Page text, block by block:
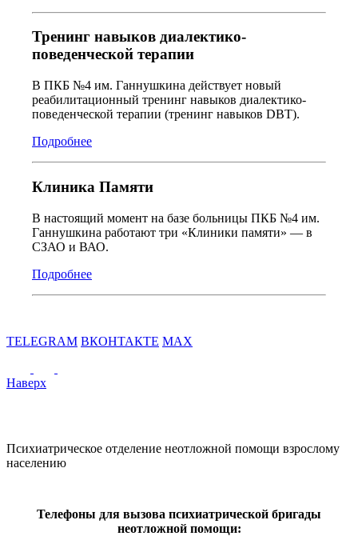
Тренинг навыков диалектико-
поведенческой терапии
В ПКБ №4 им. Ганнушкина действует новый
реабилитационный тренинг навыков диалектико-
поведенческой терапии (тренинг навыков DBT).
Подробнее
Клиника Памяти
В настоящий момент на базе больницы ПКБ №4 им.
Ганнушкина работают три «Клиники памяти» — в
СЗАО и ВАО.
Подробнее
TELEGRAM ВКОНТАКТЕ MAX
Наверх
Психиатрическое отделение неотложной помощи взрослому
населению
Телефоны для вызова психиатрической бригады
неотложной помощи: